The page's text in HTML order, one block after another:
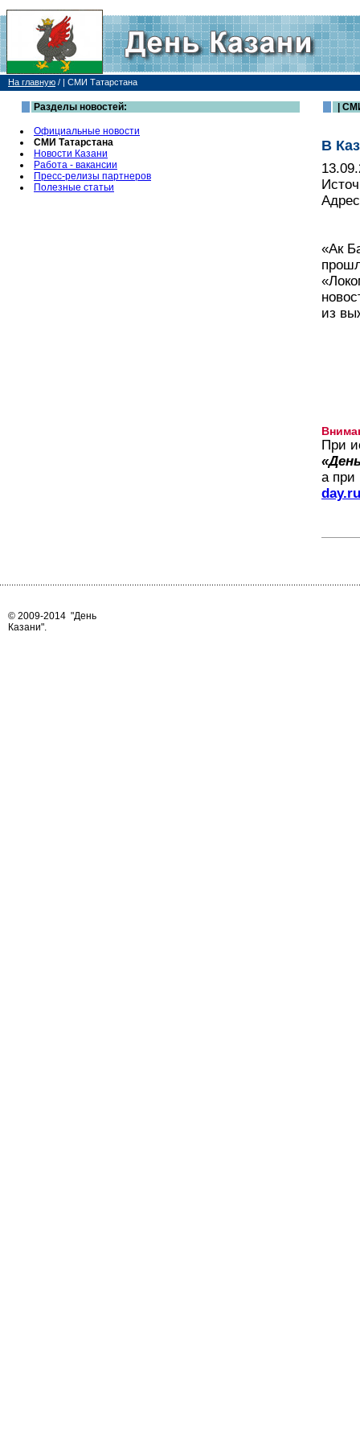
На главную / | СМИ Татарстана
Разделы новостей:
Официальные новости
СМИ Татарстана
Новости Казани
Работа - вакансии
Пресс-релизы партнеров
Полезные статьи
|
В
«Ак
из
При
а при
day.ru
© 2009-2014 "День
Казани".